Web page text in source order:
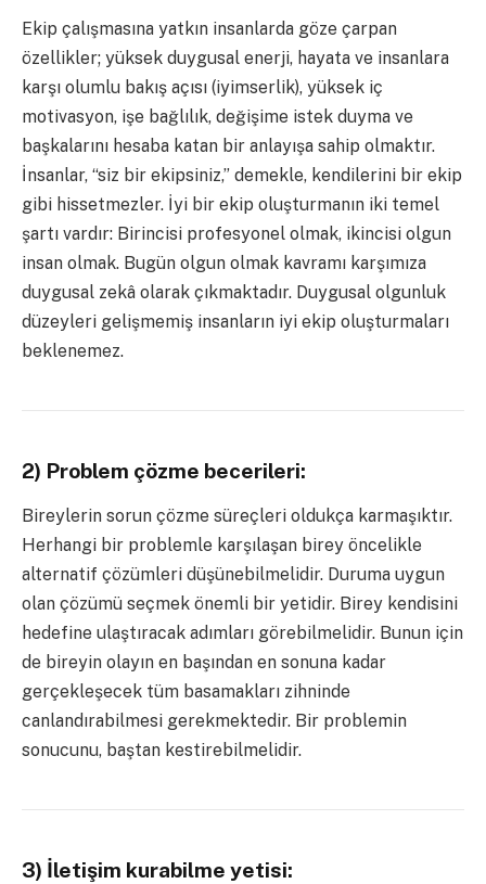
Ekip çalışmasına yatkın insanlarda göze çarpan
özellikler; yüksek duygusal enerji, hayata ve insanlara
karşı olumlu bakış açısı (iyimserlik), yüksek iç
motivasyon, işe bağlılık, değişime istek duyma ve
başkalarını hesaba katan bir anlayışa sahip olmaktır.
İnsanlar, “siz bir ekipsiniz,” demekle, kendilerini bir ekip
gibi hissetmezler. İyi bir ekip oluşturmanın iki temel
şartı vardır: Birincisi profesyonel olmak, ikincisi olgun
insan olmak. Bugün olgun olmak kavramı karşımıza
duygusal zekâ olarak çıkmaktadır. Duygusal olgunluk
düzeyleri gelişmemiş insanların iyi ekip oluşturmaları
beklenemez.
2) Problem çözme becerileri:
Bireylerin sorun çözme süreçleri oldukça karmaşıktır.
Herhangi bir problemle karşılaşan birey öncelikle
alternatif çözümleri düşünebilmelidir. Duruma uygun
olan çözümü seçmek önemli bir yetidir. Birey kendisini
hedefine ulaştıracak adımları görebilmelidir. Bunun için
de bireyin olayın en başından en sonuna kadar
gerçekleşecek tüm basamakları zihninde
canlandırabilmesi gerekmektedir. Bir problemin
sonucunu, baştan kestirebilmelidir.
3) İletişim kurabilme yetisi: